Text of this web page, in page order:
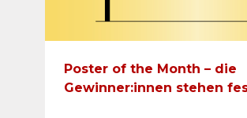
Poster of the Month – die
Gewinner:innen stehen